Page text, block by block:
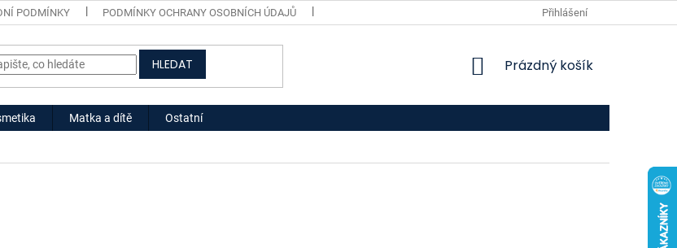
PODMÍNKY PODMÍNKY OCHRANY OSOBNÍCH ÚDAJŮ Přihlášení
HLEDAT
NÁKUPNÍ
Prázdný košík
Matka a dítě Ostatní